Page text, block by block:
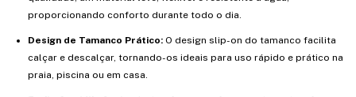
proporcionando conforto durante todo o dia.
Design de Tamanco Prático: O design slip-on do tamanco facilita
calçar e descalçar, tornando-os ideais para uso rápido e prático na
praia, piscina ou em casa.